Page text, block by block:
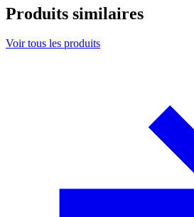
Produits similaires
Voir tous les produits